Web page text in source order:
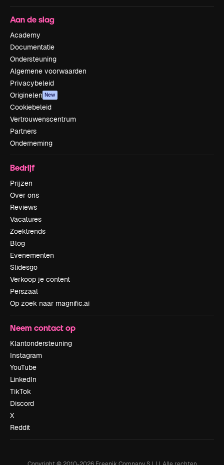
Aan de slag
Academy
Documentatie
Ondersteuning
Algemene voorwaarden
Privacybeleid
Originelen New
Cookiebeleid
Vertrouwenscentrum
Partners
Onderneming
Bedrijf
Prijzen
Over ons
Reviews
Vacatures
Zoektrends
Blog
Evenementen
Slidesgo
Verkoop je content
Perszaal
Op zoek naar magnific.ai
Neem contact op
Klantondersteuning
Instagram
YouTube
LinkedIn
TikTok
Discord
X
Reddit